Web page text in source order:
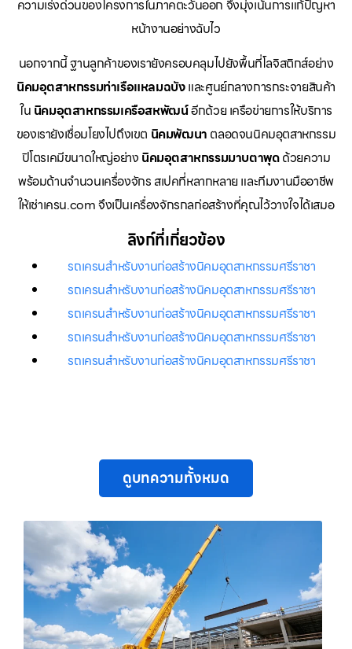
ความเร่งด่วนของโครงการในภาคตะวันออก จึงมุ่งเน้นการแก้ปัญหา
หน้างานอย่างฉับไว
นอกจากนี้ ฐานลูกค้าของเรายังครอบคลุมไปยังพื้นที่โลจิสติกส์อย่าง
นิคมอุตสาหกรรมท่าเรือแหลมฉบังและศูนย์กลางการกระจายสินค้า
ใน นิคมอุตสาหกรรมเครือสหพัฒน์อีกด้วย เครือข่ายการให้บริการ
ของเรายังเชื่อมโยงไปถึงเขต นิคมพัฒนา ตลอดจนนิคมอุตสาหกรรม
ปิโตรเคมีขนาดใหญ่อย่าง นิคมอุตสาหกรรมมาบตาพุดด้วยความ
พร้อมด้านจำนวนเครื่องจักร สเปคที่หลากหลาย และทีมงานมืออาชีพ
ให้เช่าเครน.com จึงเป็นเครื่องจักรกลก่อสร้างที่คุณไว้วางใจได้เสมอ
ลิงก์ที่เกี่ยวข้อง
รถเครนสำหรับงานก่อสร้างนิคมอุตสาหกรรมศรีราชา
รถเครนสำหรับงานก่อสร้างนิคมอุตสาหกรรมศรีราชา
รถเครนสำหรับงานก่อสร้างนิคมอุตสาหกรรมศรีราชา
รถเครนสำหรับงานก่อสร้างนิคมอุตสาหกรรมศรีราชา
รถเครนสำหรับงานก่อสร้างนิคมอุตสาหกรรมศรีราชา
ดูบทความทั้งหมด